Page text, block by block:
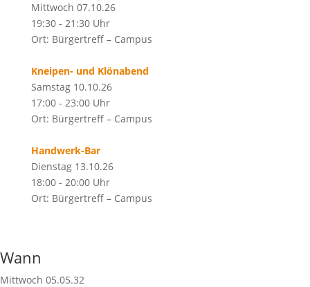
Mittwoch 07.10.26
19:30 - 21:30 Uhr
Ort: Bürgertreff – Campus
Kneipen- und Klönabend
Samstag 10.10.26
17:00 - 23:00 Uhr
Ort: Bürgertreff – Campus
Handwerk-Bar
Dienstag 13.10.26
18:00 - 20:00 Uhr
Ort: Bürgertreff – Campus
Wann
Mittwoch 05.05.32